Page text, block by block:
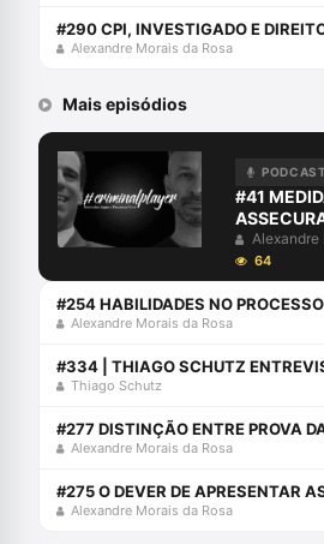
#290 CPI, INVESTIGADO E
Alexandre Morais da Rosa
Mais episódios
#41
POR AURY
Alexandre
64
Alexandre Morais da Rosa
Thiago Schutz
Alexandre Morais da Rosa
Alexandre Morais da Rosa